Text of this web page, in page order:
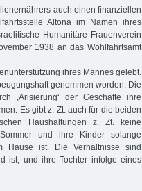
auch einen finanziellen
Altona im Namen ihres
Humanitäre Frauenverein
1938 an das Wohlfahrtsamt
ihres Mannes gelebt.
genommen worden. Die
,Arisierung‘ der Geschäfte ihre
Es gibt z. Zt. auch für die beiden
Haushaltungen z. Zt. keine
und ihre Kinder solange
Hause ist. Die Verhältnisse sind
ist, und ihre Tochter infolge eines